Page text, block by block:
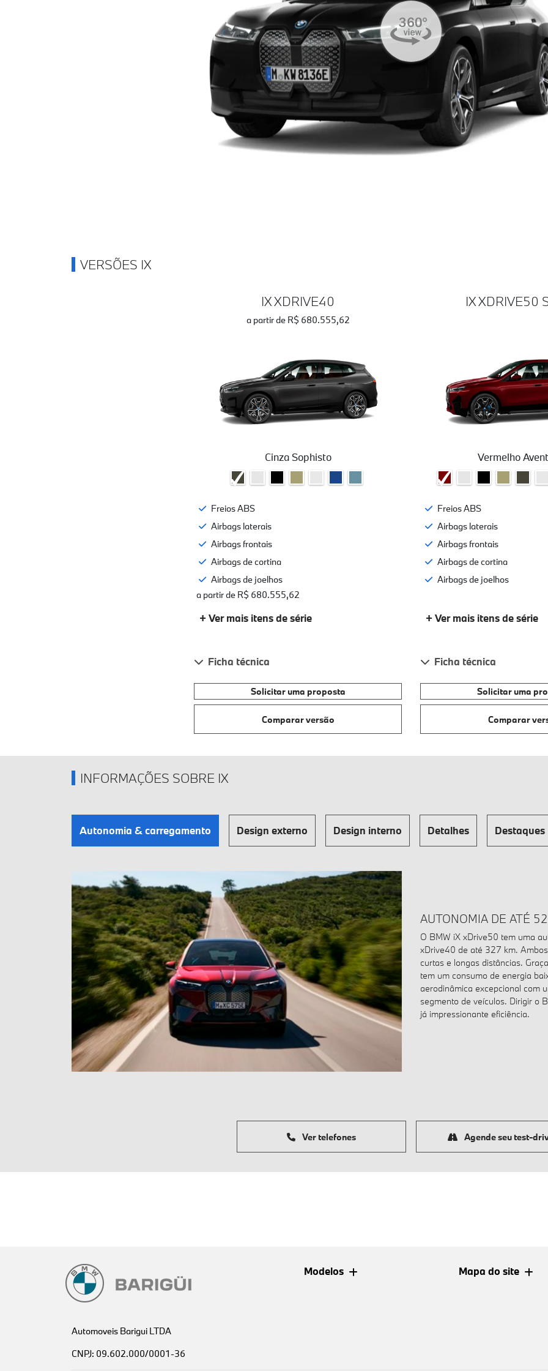
VERSÕES IX
IX XDRIVE40
a partir de R$ 680.555,62
Cinza Sophisto
Freios ABS
Airbags laterais
Airbags frontais
Airbags de cortina
Airbags de joelhos
a partir de R$ 680.555,62
+ Ver mais itens de série
Ficha técnica
Solicitar uma proposta
Comparar versão
IX XDRIVE50
Vermelho
Freios ABS
Airbags laterais
Airbags frontais
Airbags de cortina
Airbags de joelhos
+ Ver mais itens de série
Ficha técnica
Solicitar uma
Comparar
INFORMAÇÕES SOBRE IX
Autonomia & carregamento Design externo Design interno Detalhes Destaques
AUTONOMIA DE ATÉ
O BMW iX xDrive50 tem uma
xDrive40 de até 327 km.
curtas e longas distâncias.
tem um consumo de energia
aerodinâmica excepcional com
segmento de veículos. Dirigir o
já impressionante eficiência.
Ver telefones Agende seu test-
Modelos Mapa do site
Automoveis Barigui LTDA
CNPJ: 09.602.000/0001-36